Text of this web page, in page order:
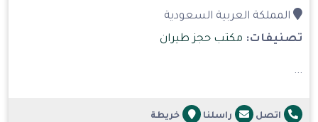
المملكة العربية السعودية
تصنيفات: مكتب حجز طيران
...
اتصل راسلنا خريطة